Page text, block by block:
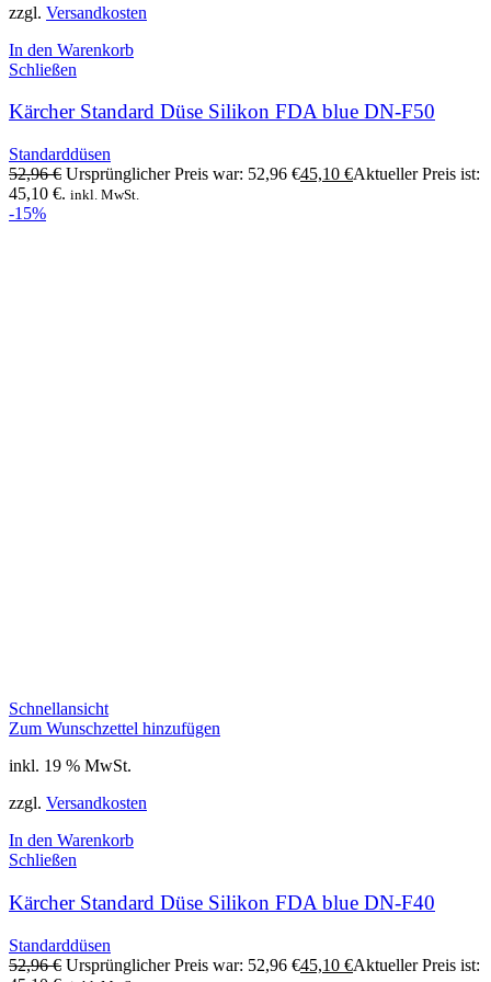
zzgl. Versandkosten
In den Warenkorb
Schließen
Kärcher Standard Düse Silikon FDA blue DN-F50
Standarddüsen
52,96€ Ursprünglicher Preis war: 52,96 €45,10 €Aktueller Preis ist:
45,10 €. inkl. MwSt.
-15%
Schnellansicht
Zum Wunschzettel hinzufügen
inkl. 19 % MwSt.
zzgl. Versandkosten
In den Warenkorb
Schließen
Kärcher Standard Düse Silikon FDA blue DN-F40
Standarddüsen
52,96€ Ursprünglicher Preis war: 52,96 €45,10 €Aktueller Preis ist: